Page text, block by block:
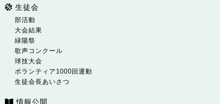
生徒会
部活動
大会結果
緑陽祭
歌声コンクール
球技大会
ボランティア1000回運動
生徒会長あいさつ
情報公開